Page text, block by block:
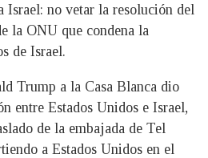
Israel: no vetar la resolución del
la ONU que condena la
de Israel.
Trump a la Casa Blanca dio
entre Estados Unidos e Israel,
de la embajada de Tel
a Estados Unidos en el